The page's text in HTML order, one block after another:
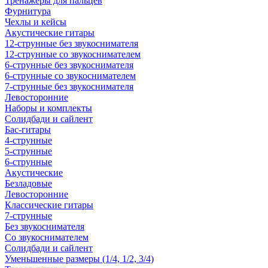
Фурнитура
Чехлы и кейсы
Акустические гитары
12-струнные без звукоснимателя
12-струнные со звукоснимателем
6-струнные без звукоснимателя
6-струнные со звукоснимателем
7-струнные без звукоснимателя
Левосторонние
Наборы и комплекты
Солидбади и сайлент
Бас-гитары
4-струнные
5-струнные
6-струнные
Акустические
Безладовые
Левосторонние
Классические гитары
7-струнные
Без звукоснимателя
Со звукоснимателем
Солидбади и сайлент
Уменьшенные размеры (1/4, 1/2, 3/4)